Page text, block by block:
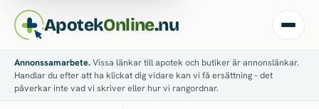
ApotekOnline.nu
Annonssamarbete.Vissa länkar till apotek och butiker är annonslänkar.
Handlar du efter att ha klickat dig vidare kan vi få ersättning – det
påverkar inte vad vi skriver eller hur vi rangordnar.